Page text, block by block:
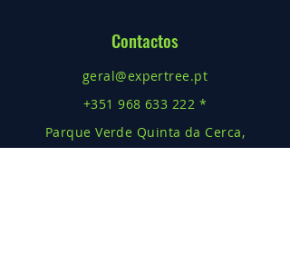
Contactos
geral@expertree.pt
+351 968 633 222 *
Parque Verde Quinta da Cerca,